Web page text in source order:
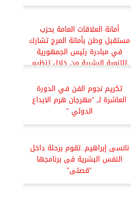
أمانة العلاقات العامة بحزب
مستقبل وطن بأمانة المرج تشارك
في مبادرة رئيس الجمهورية
للتنمية البشرية من خلال تنظيم
تكريم نجوم الفن في الدورة
العاشرة لــ ”مهرجان هرم الابداع
الدولي ”
نانسى إبراهيم..تقوم برحلة داخل
النفس البشرية فى برنامجها
”قصتى”